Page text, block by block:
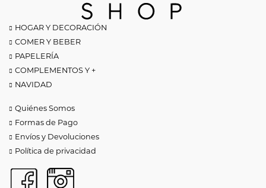
HOGAR Y DECORACIÓN
COMER Y BEBER
PAPELERÍA
COMPLEMENTOS Y +
NAVIDAD
Quiénes Somos
Formas de Pago
Envíos y Devoluciones
Política de privacidad